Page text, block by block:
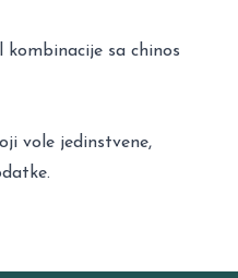
kombinacije sa chinos
vole jedinstvene,